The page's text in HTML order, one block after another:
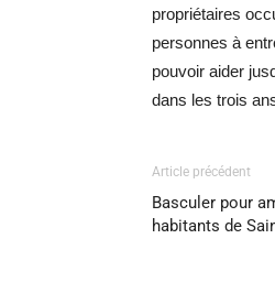
propriétaires
personnes à
pouvoir aider
dans les trois
Article précédent
Basculer pour
habitants de